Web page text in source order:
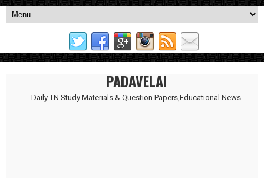
PADAVELAI
Daily TN Study Materials & Question Papers,Educational News